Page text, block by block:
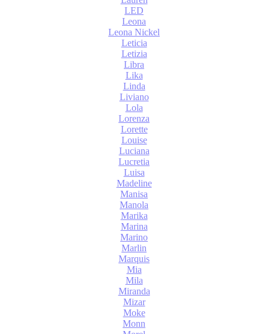
LED
Leona
Leona Nickel
Leticia
Letizia
Libra
Lika
Linda
Liviano
Lola
Lorenza
Lorette
Louise
Luciana
Lucretia
Luisa
Madeline
Manisa
Manola
Marika
Marina
Marino
Marlin
Marquis
Mia
Mila
Miranda
Mizar
Moke
Monn